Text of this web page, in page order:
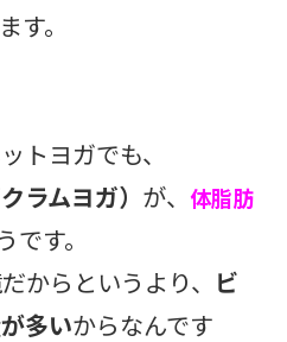
す。
トヨガでも、
ラムヨガ） が、 体脂肪
です。
からというより、
ビ
多いからなんです